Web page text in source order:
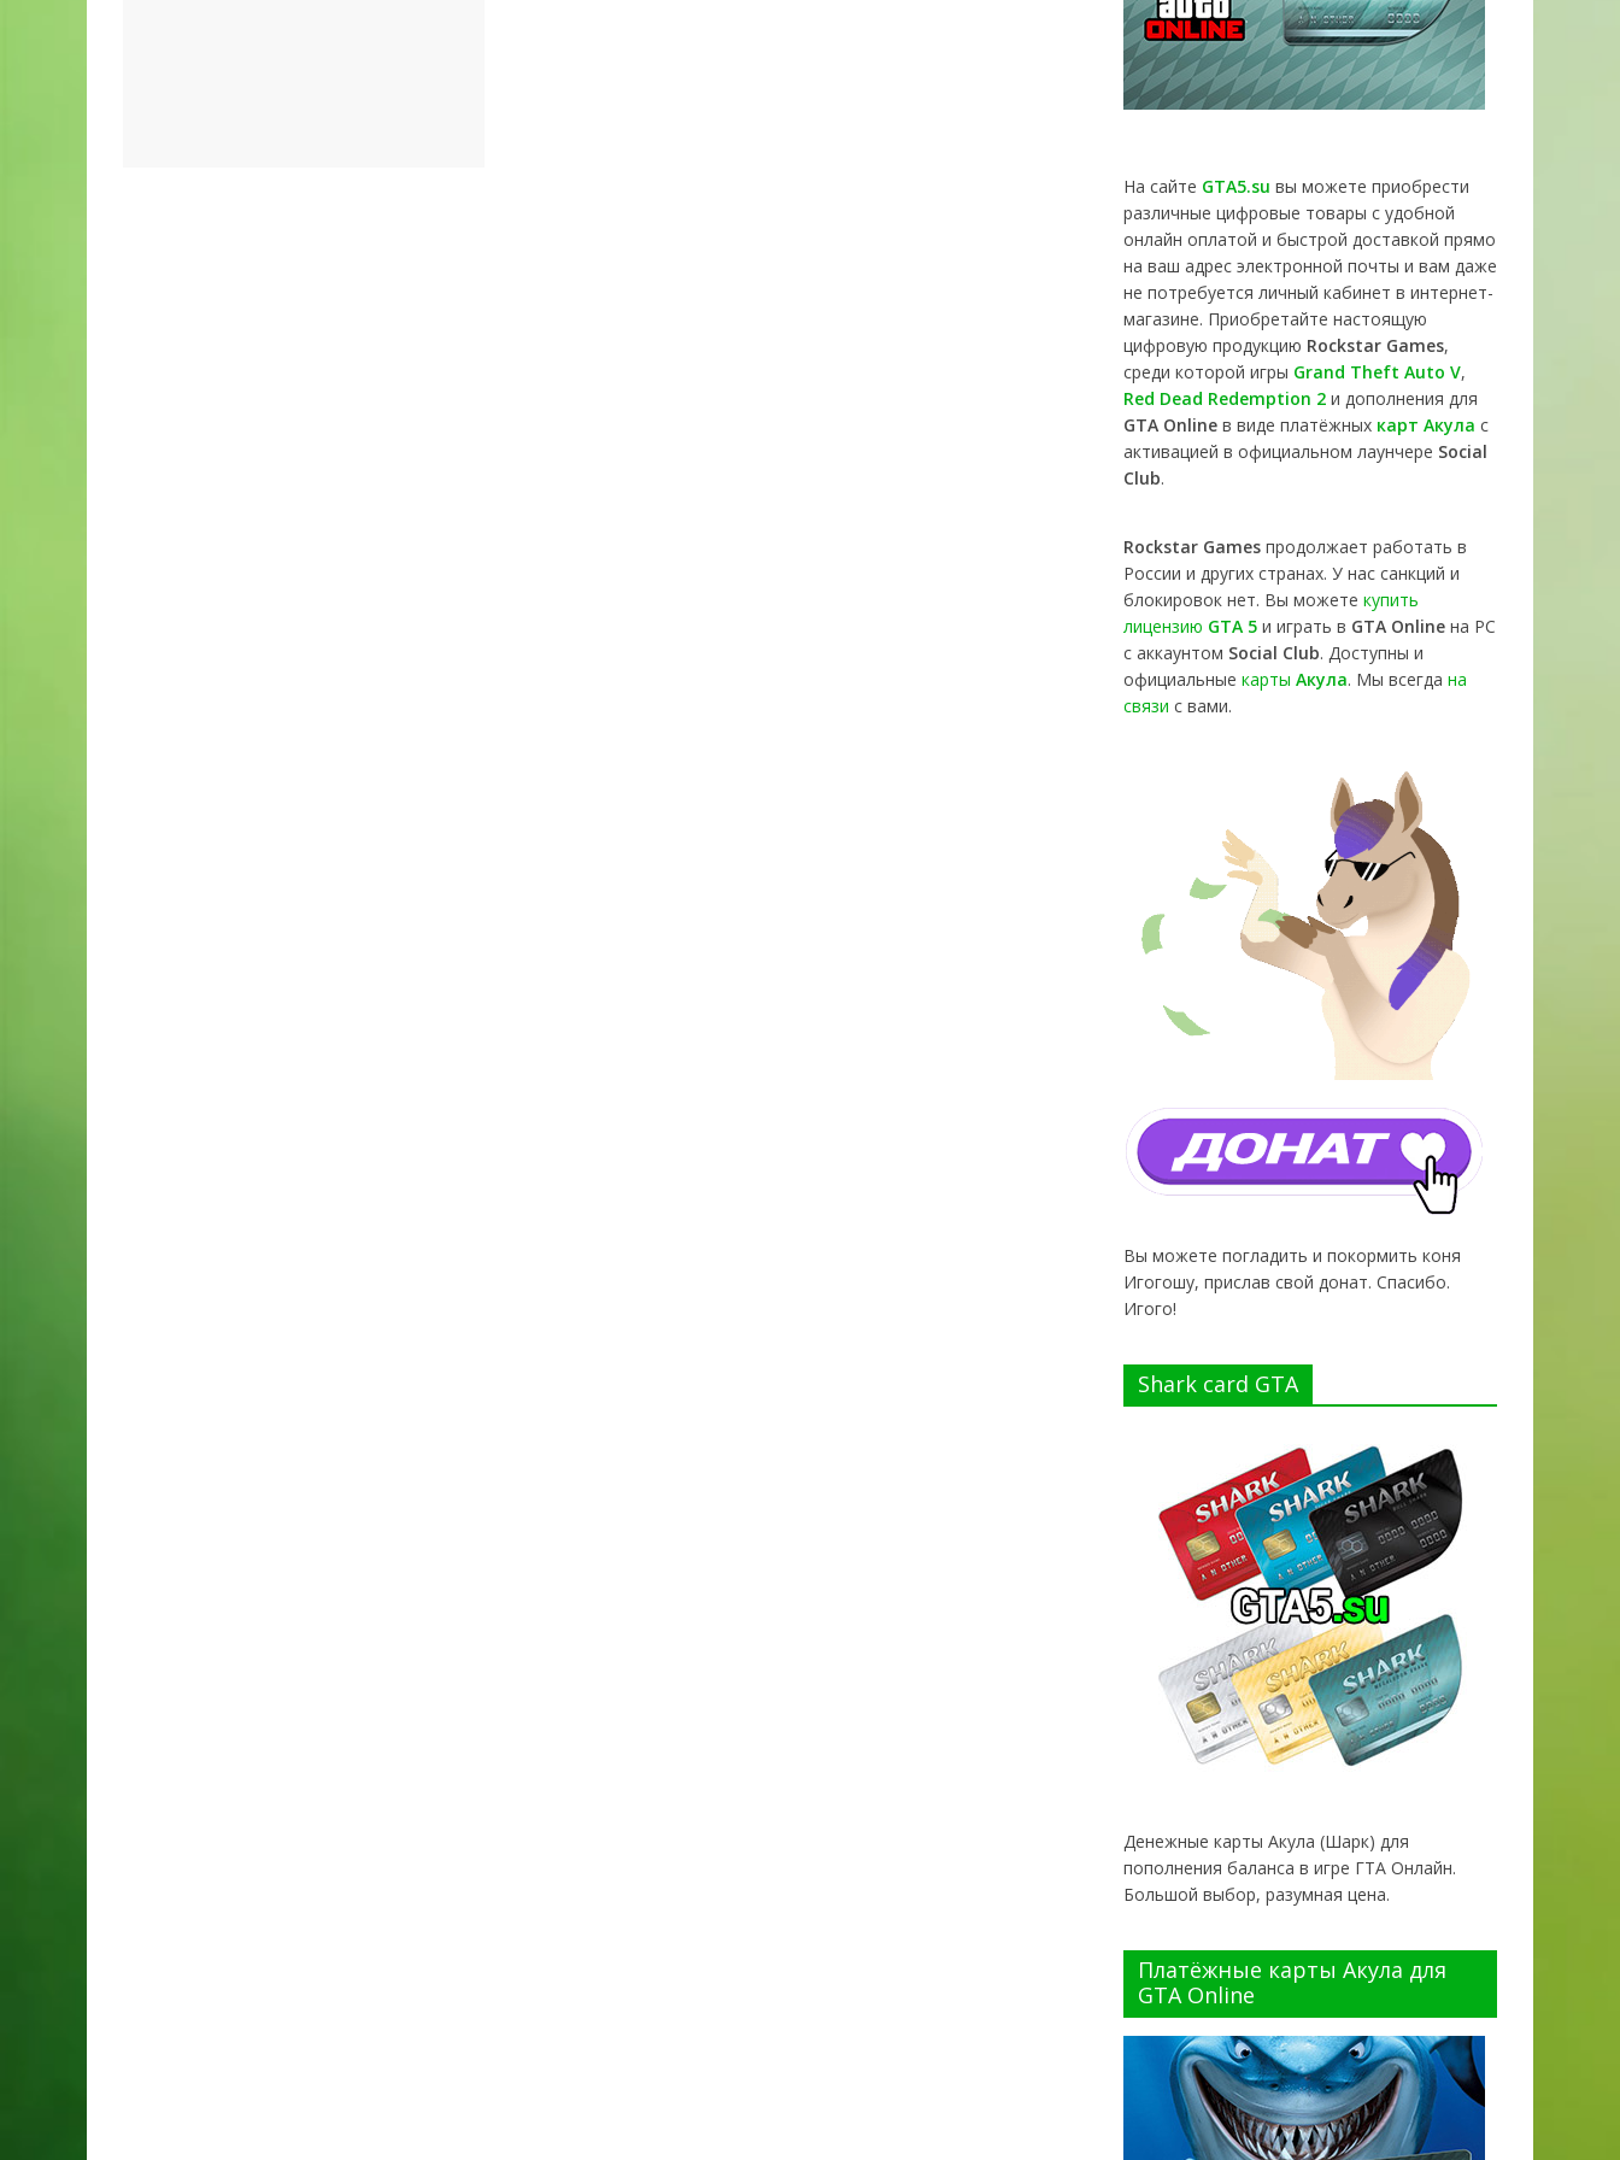
На сайте GTA5.su вы можете приобрести
различные цифровые товары с удобной
онлайн оплатой и быстрой доставкой прямо
на ваш адрес электронной почты и вам даже
не потребуется личный кабинет в интернет-
магазине. Приобретайте настоящую
цифровую продукцию Rockstar Games,
среди которой игры Grand Theft Auto V,
Red Dead Redemption 2 и дополнения для
GTA Online в виде платёжных карт Акула с
активацией в официальном лаунчере Social
Club.
Rockstar Games продолжает работать в
России и других странах. У нас санкций и
блокировок нет. Вы можете купить
лицензию GTA 5 и играть в GTA Online на PC
с аккаунтом Social Club. Доступны и
официальные карты Акула. Мы всегда на
связи с вами.
Вы можете погладить и покормить коня
Игогошу, прислав свой донат. Спасибо.
Игого!
Shark card GTA
Денежные карты Акула (Шарк) для
пополнения баланса в игре ГТА Онлайн.
Большой выбор, разумная цена.
Платёжные карты Акула для
GTA Online